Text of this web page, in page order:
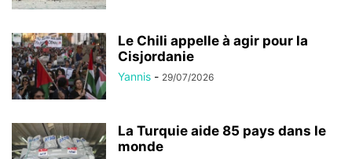
Le Chili appelle à agir pour la
Cisjordanie
Yannis - 29/07/2026
La Turquie aide 85 pays dans le
monde